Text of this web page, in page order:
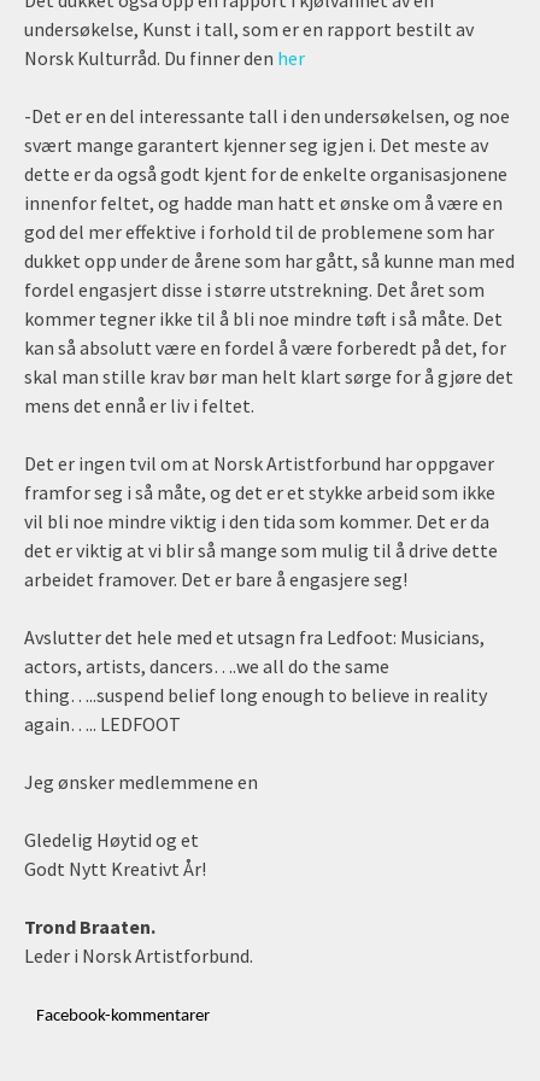
undersøkelse, Kunst i tall, som er en rapport bestilt av
Norsk Kulturråd. Du finner den her
-Det er en del interessante tall i den undersøkelsen, og noe
svært mange garantert kjenner seg igjen i. Det meste av
dette er da også godt kjent for de enkelte organisasjonene
innenfor feltet, og hadde man hatt et ønske om å være en
god del mer effektive i forhold til de problemene som har
dukket opp under de årene som har gått, så kunne man med
fordel engasjert disse i større utstrekning. Det året som
kommer tegner ikke til å bli noe mindre tøft i så måte. Det
kan så absolutt være en fordel å være forberedt på det, for
skal man stille krav bør man helt klart sørge for å gjøre det
mens det ennå er liv i feltet.
Det er ingen tvil om at Norsk Artistforbund har oppgaver
framfor seg i så måte, og det er et stykke arbeid som ikke
vil bli noe mindre viktig i den tida som kommer. Det er da
det er viktig at vi blir så mange som mulig til å drive dette
arbeidet framover. Det er bare å engasjere seg!
Avslutter det hele med et utsagn fra Ledfoot: Musicians,
actors, artists, dancers….we all do the same
thing…..suspend belief long enough to believe in reality
again….. LEDFOOT
Jeg ønsker medlemmene en
Gledelig Høytid og et
Godt Nytt Kreativt År!
Trond Braaten.
Leder i Norsk Artistforbund.
Facebook-kommentarer